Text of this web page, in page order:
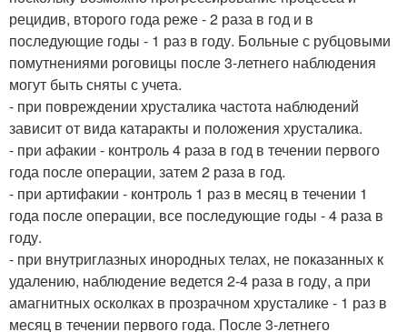
рецидив, второго года реже - 2 раза в год и в
последующие годы - 1 раз в году. Больные с рубцовыми
помутнениями роговицы после 3-летнего наблюдения
могут быть сняты с учета.
- при повреждении хрусталика частота наблюдений
зависит от вида катаракты и положения хрусталика.
- при афакии - контроль 4 раза в год в течении первого
года после операции, затем 2 раза в год.
- при артифакии - контроль 1 раз в месяц в течении 1
года после операции, все последующие годы - 4 раза в
году.
- при внутриглазных инородных телах, не показанных к
удалению, наблюдение ведется 2-4 раза в году, а при
амагнитных осколках в прозрачном хрусталике - 1 раз в
месяц в течении первого года. После 3-летнего